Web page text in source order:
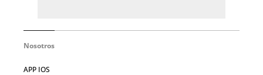
Nosotros
APP IOS